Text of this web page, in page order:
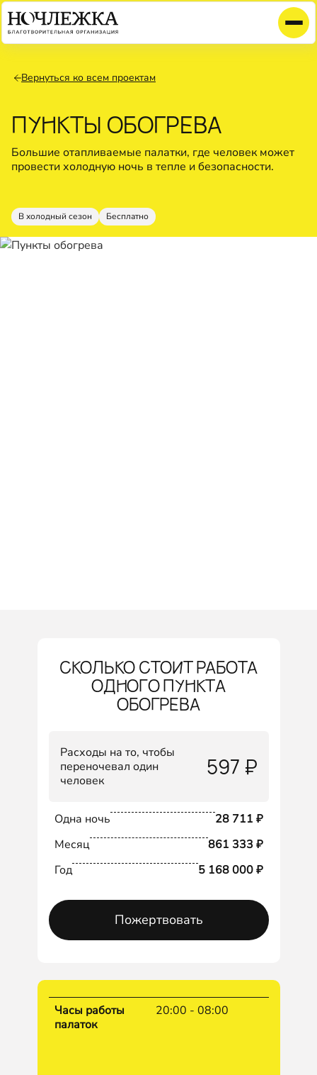
Вернуться ко всем проектам
ПУНКТЫ ОБОГРЕВА
Большие отапливаемые палатки, где человек может
провести холодную ночь в тепле и безопасности.
В холодный сезон Бесплатно
СКОЛЬКО СТОИТ РАБОТА
ОДНОГО ПУНКТА
ОБОГРЕВА
Расходы на то, чтобы
переночевал один
человек
597 ₽
Одна ночь
28 711 ₽
Месяц
861 333 ₽
Год
5 168 000 ₽
Пожертвовать
Часы работы
палаток
20:00 - 08:00